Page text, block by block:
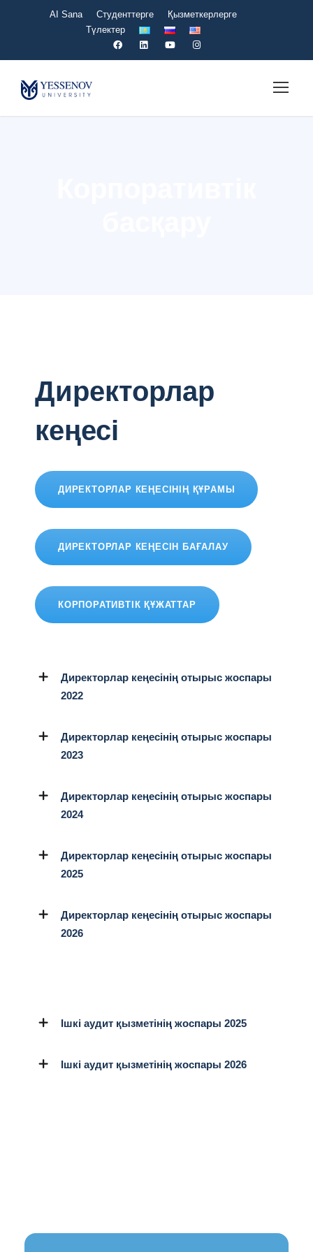
AI Sana Студенттерге
Қызметкерлерге
Түлектер
Директорлар
кеңесі
ДИРЕКТОРЛАР КЕҢЕСІНІҢ ҚҰРАМЫ
ДИРЕКТОРЛАР КЕҢЕСІН БАҒАЛАУ
КОРПОРАТИВТІК ҚҰЖАТТАР
Директорлар кеңесінің отырыс жоспары
2022
Директорлар кеңесінің отырыс жоспары
2023
Директорлар кеңесінің отырыс жоспары
2024
Директорлар кеңесінің отырыс жоспары
2025
Директорлар кеңесінің отырыс жоспары
2026
Ішкі аудит қызметінің жоспары 2025
Ішкі аудит қызметінің жоспары 2026